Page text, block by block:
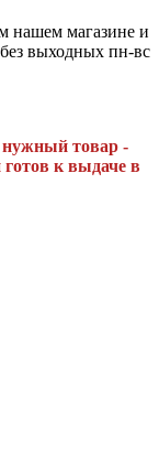
нашем магазине и
выходных пн-вс
нужный товар -
готов к выдаче в